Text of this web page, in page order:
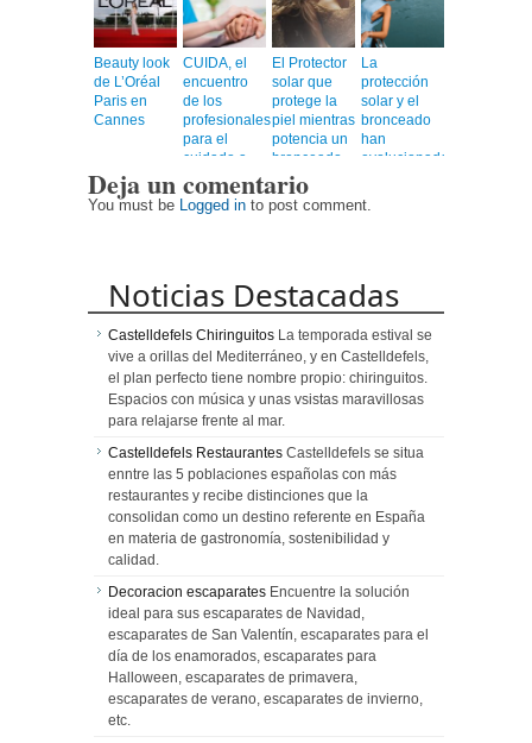
Beauty look
de L’Oréal
Paris en
Cannes
CUIDA, el
encuentro
de los
profesionales
para el
cuidado a
mayores
El Protector
solar que
protege la
piel mientras
potencia un
bronceado
más rápido,
uniforme y
duradero
La
protección
solar y el
bronceado
han
evolucionado
Deja un comentario
You must be Logged in to post comment.
Noticias Destacadas
Castelldefels Chiringuitos La temporada estival se
vive a orillas del Mediterráneo, y en Castelldefels,
el plan perfecto tiene nombre propio: chiringuitos.
Espacios con música y unas vsistas maravillosas
para relajarse frente al mar.
Castelldefels Restaurantes Castelldefels se situa
enntre las 5 poblaciones españolas con más
restaurantes y recibe distinciones que la
consolidan como un destino referente en España
en materia de gastronomía, sostenibilidad y
calidad.
Decoracion escaparates Encuentre la solución
ideal para sus escaparates de Navidad,
escaparates de San Valentín, escaparates para el
día de los enamorados, escaparates para
Halloween, escaparates de primavera,
escaparates de verano, escaparates de invierno,
etc.